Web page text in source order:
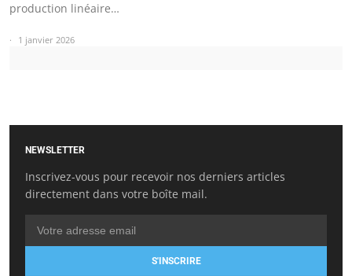
production linéaire…
1 janvier 2026
NEWSLETTER
Inscrivez-vous pour recevoir nos derniers articles
directement dans votre boîte mail.
S'INSCRIRE